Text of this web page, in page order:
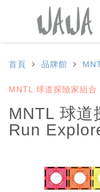
首頁 品牌館
MNTL 球道探險家組
MNTL 球道
Run